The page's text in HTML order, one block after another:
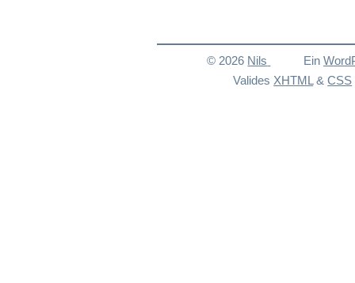
© 2026 Nils Ein
Valides XHTML &CSS